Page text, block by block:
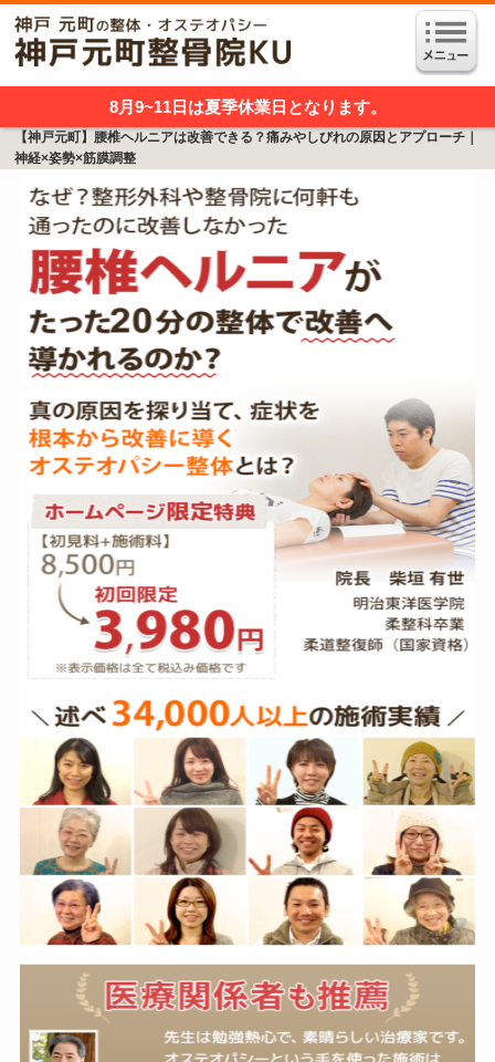
8月9~11日は夏季休業日となります。
【神戸元町】腰椎ヘルニアは改善できる？痛みやしびれの原因とアプローチ｜
神経×姿勢×筋膜調整